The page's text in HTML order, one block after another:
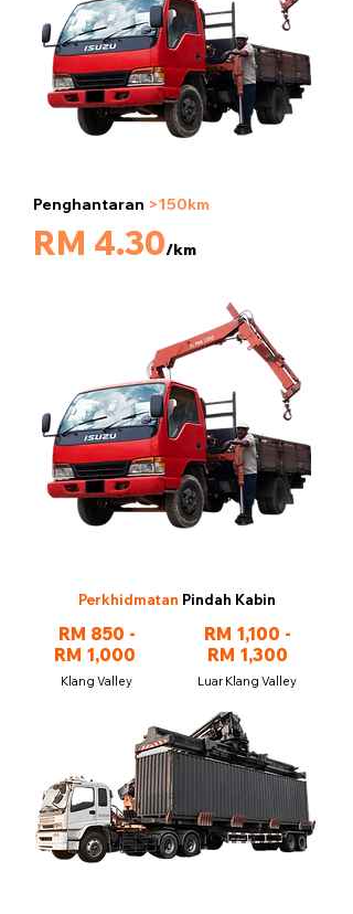
Penghantaran >150km
RM 4.30/km
Perkhidmatan Pindah Kabin
RM 850 -
RM 1,000
Klang Valley
RM 1,100 -
RM 1,300
Luar Klang Valley